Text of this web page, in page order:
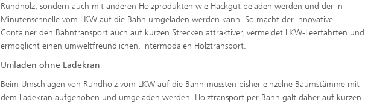
Rundholz, sondern auch mit anderen Holzprodukten wie Hackgut beladen werden und der in
Minutenschnelle vom LKW auf die Bahn umgeladen werden kann. So macht der innovative
Container den Bahntransport auch auf kurzen Strecken attraktiver, vermeidet LKW-Leerfahrten und
ermöglicht einen umweltfreundlichen, intermodalen Holztransport.
Umladen ohne Ladekran
Beim Umschlagen von Rundholz vom LKW auf die Bahn mussten bisher einzelne Baumstämme mit
dem Ladekran aufgehoben und umgeladen werden. Holztransport per Bahn galt daher auf kurzen